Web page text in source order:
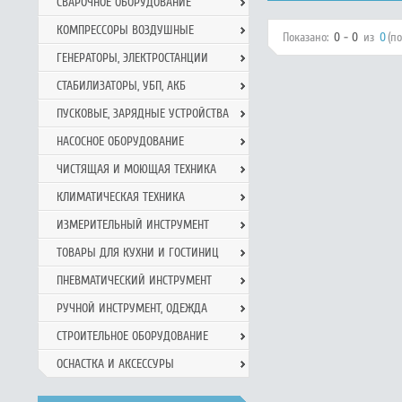
Показано: 0 - 0 из 0
КОМПРЕССОРЫ ВОЗДУШНЫЕ
ГЕНЕРАТОРЫ, ЭЛЕКТРОСТАНЦИИ
СТАБИЛИЗАТОРЫ, УБП, АКБ
ПУСКОВЫЕ, ЗАРЯДНЫЕ УСТРОЙСТВА
НАСОСНОЕ ОБОРУДОВАНИЕ
ЧИСТЯЩАЯ И МОЮЩАЯ ТЕХНИКА
КЛИМАТИЧЕСКАЯ ТЕХНИКА
ИЗМЕРИТЕЛЬНЫЙ ИНСТРУМЕНТ
ТОВАРЫ ДЛЯ КУХНИ И ГОСТИНИЦ
ПНЕВМАТИЧЕСКИЙ ИНСТРУМЕНТ
РУЧНОЙ ИНCТРУМЕНТ, ОДЕЖДА
СТРОИТЕЛЬНОЕ ОБОРУДОВАНИЕ
ОСНАСТКА И АКСЕССУРЫ